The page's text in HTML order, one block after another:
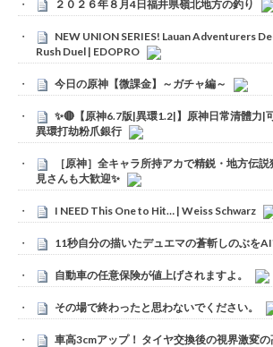
２０２６年８月4日福井県嶺北地方の釣り
NEW UNION SERIES! Lauan Adventurers
Rush Duel | EDOPRO
今日の原神【微課金】～ガチャ編～
✨🔴【原神6.7版|異環1.2|】原神日常清體力|
異環打劫粉爪銀行
［原神］全キャラ所持アカで精鋭・地方伝
見さんも大歓迎✨
I NEED This One to Hit… | Weiss Schwarz
11秒自分の描いたデュエマの蒼斬しのぶを
自動車の任意保険が値上げされますよ。
その場で終わったと思わないでください。
車高3cmアップ！ タイヤ交換後の視界激変